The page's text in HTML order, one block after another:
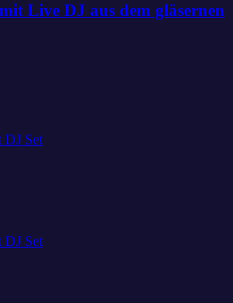
Live DJ aus dem gläsernen